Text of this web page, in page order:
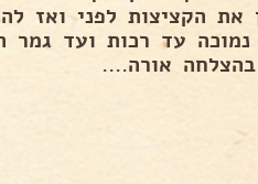
הקציצות לפני ואז
עד רכות ועד גמר
אורה....